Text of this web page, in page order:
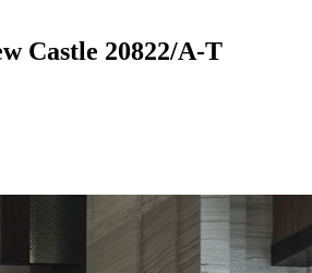
Castle 20822/A-T